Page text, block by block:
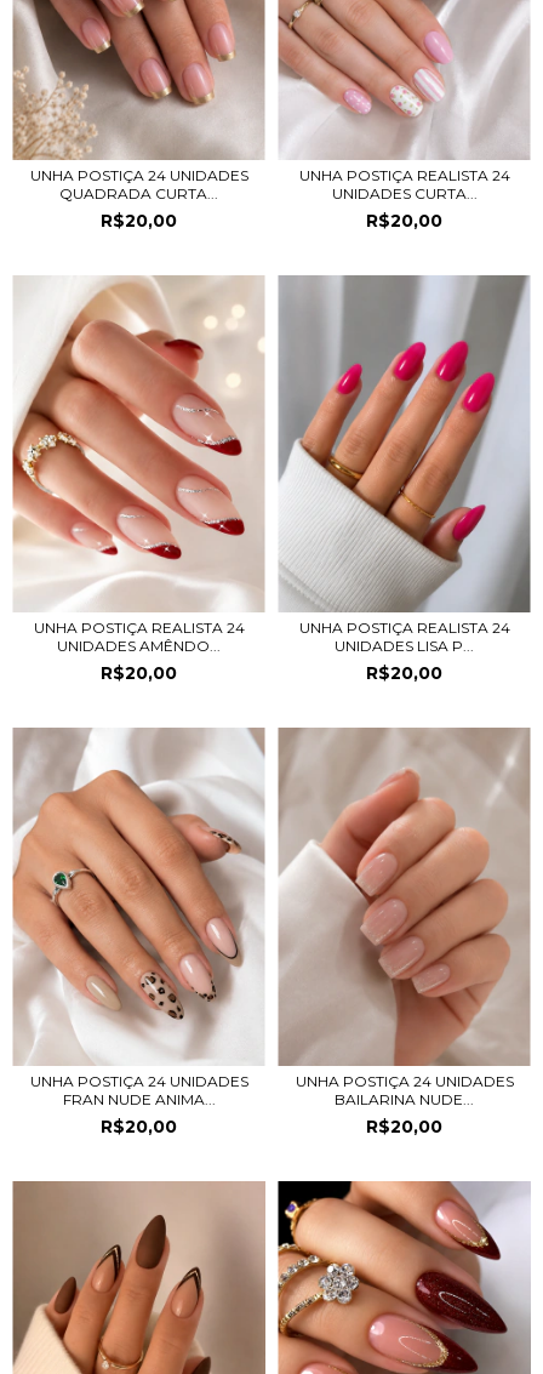
UNHA POSTIÇA 24 UNIDADES
QUADRADA CURTA...
R$20,00
UNHA POSTIÇA REALISTA 24
UNIDADES CURTA...
R$20,00
UNHA POSTIÇA REALISTA 24
UNIDADES AMÊNDO...
R$20,00
UNHA POSTIÇA REALISTA 24
UNIDADES LISA P...
R$20,00
UNHA POSTIÇA 24 UNIDADES
FRAN NUDE ANIMA...
R$20,00
UNHA POSTIÇA 24 UNIDADES
BAILARINA NUDE...
R$20,00